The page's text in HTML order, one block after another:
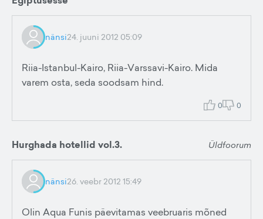
nänsi24. juuni 2012 05:09
Riia-Istanbul-Kairo, Riia-Varssavi-Kairo. Mida
varem osta, seda soodsam hind.
0 0
Hurghada hotellid vol.3. Üldfoorum
nänsi26. veebr 2012 15:49
Olin Aqua Funis päevitamas veebruaris mõned